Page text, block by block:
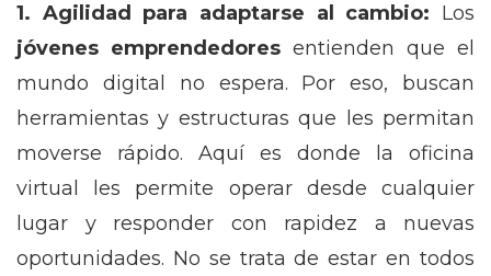
1. Agilidad para adaptarse al cambio: Los
jóvenes emprendedores entienden que el
mundo digital no espera. Por eso, buscan
herramientas y estructuras que les permitan
moverse rápido. Aquí es donde la oficina
virtual les permite operar desde cualquier
lugar y responder con rapidez a nuevas
oportunidades. No se trata de estar en todos